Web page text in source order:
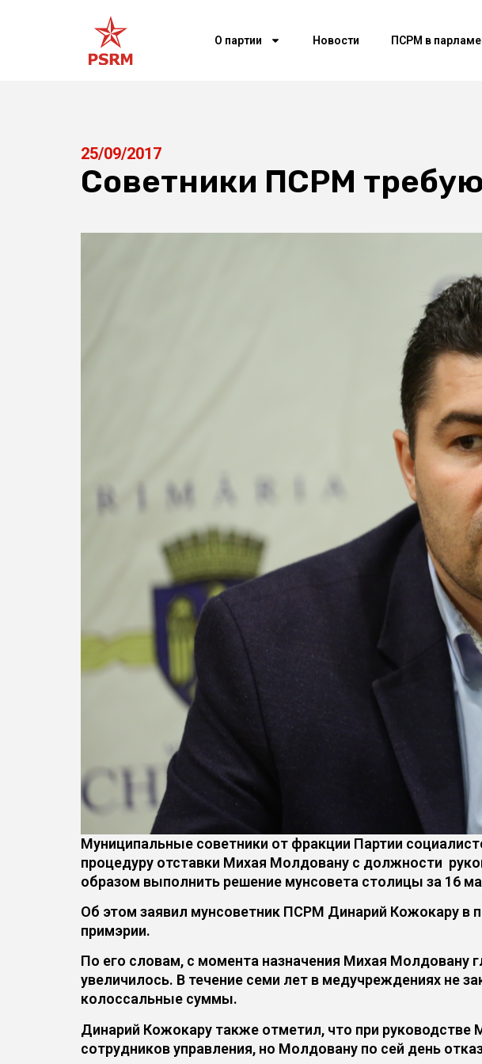
О партии Новости ПСРМ в
25/09/2017
Советники ПСРМ
Муниципальные советники от фракции Партии
процедуру отставки Михая Молдовану с должности
образом выполнить решение мунсовета столицы за 16
Об этом заявил мунсоветник ПСРМ Динарий Кожокару в
примэрии.
По его словам, с момента назначения Михая Молдовану
увеличилось. В течение семи лет в медучреждениях не
колоссальные суммы.
Динарий Кожокару также отметил, что при
сотрудников управления, но Молдовану по сей день